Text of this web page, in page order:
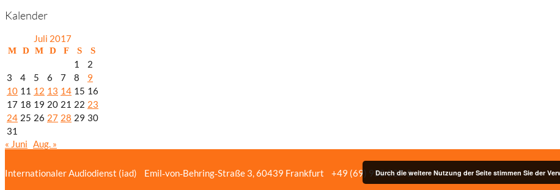
Kalender
Juli 2017
M D M D F S S
1
2
3
4 5 6 7 8
9
10 11 12 13 14 15 16
17 18 19 20 21 22 23
24 25 26 27 28 29 30
31
« Juni Aug. »
Internationaler Audiodienst (iad) Emil‑von‑Behring‑Straße 3, 60439 Frankfurt +49 (69) 958 037‑0Bildnachweise Impressum/
Durch die weitere Nutzung der Seite stimmen Sie der